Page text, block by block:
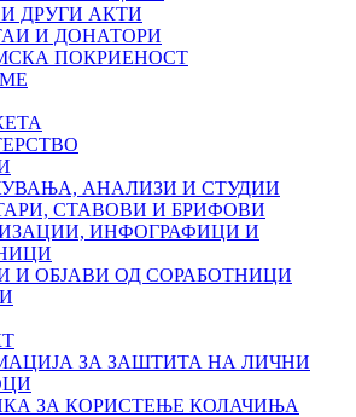
ДРУГИ АКТИ
И ДОНАТОРИ
ПОКРИЕНОСТ
АНАЛИЗИ И СТУДИИ
СТАВОВИ И БРИФОВИ
ИНФОГРАФИЦИ И
И ОБЈАВИ ОД СОРАБОТНИЦИ
ЗА ЗАШТИТА НА ЛИЧНИ
ЗА КОРИСТЕЊЕ КОЛАЧИЊА